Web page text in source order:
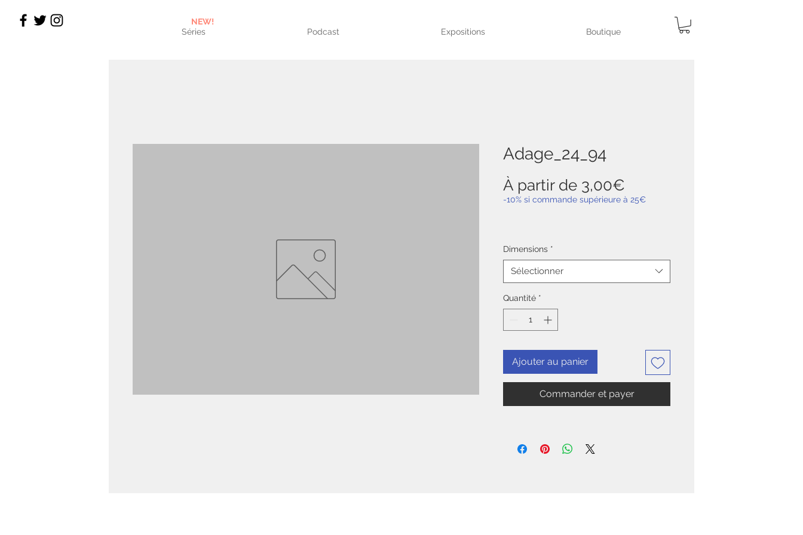
Séries Podcast Expositions Boutique
NEW!
Adage_24_94
À partir de 3,00€
promotionnel
-10% si commande supérieure à 25€
Dimensions *
Sélectionner
Quantité *
Ajouter au panier
Commander et payer